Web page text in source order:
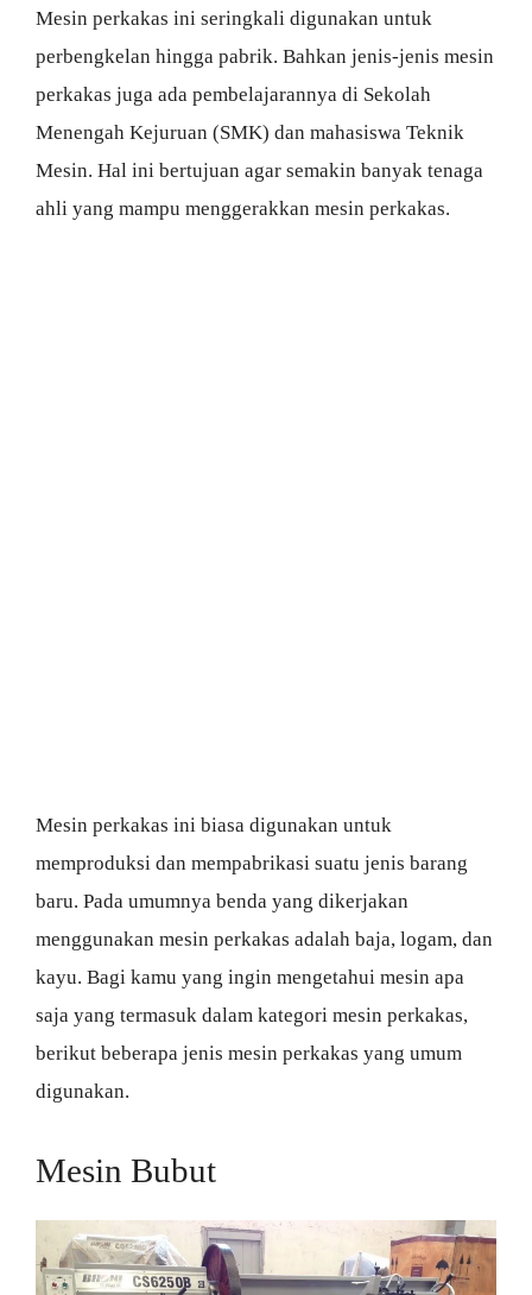
Mesin perkakas ini seringkali digunakan untuk
perbengkelan hingga pabrik. Bahkan jenis-jenis mesin
perkakas juga ada pembelajarannya di Sekolah
Menengah Kejuruan (SMK) dan mahasiswa Teknik
Mesin. Hal ini bertujuan agar semakin banyak tenaga
ahli yang mampu menggerakkan mesin perkakas.
Mesin perkakas ini biasa digunakan untuk
memproduksi dan mempabrikasi suatu jenis barang
baru. Pada umumnya benda yang dikerjakan
menggunakan mesin perkakas adalah baja, logam, dan
kayu. Bagi kamu yang ingin mengetahui mesin apa
saja yang termasuk dalam kategori mesin perkakas,
berikut beberapa jenis mesin perkakas yang umum
digunakan.
Mesin Bubut